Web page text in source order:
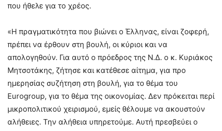
που ήθελε για το χρέος.
«Η πραγματικότητα που βιώνει ο Έλληνας, είναι ζοφερή,
πρέπει να έρθουν στη βουλή, οι κύριοι και να
απολογηθούν. Για αυτό ο πρόεδρος της Ν.Δ. ο κ. Κυριάκος
Μητσοτάκης, ζήτησε και κατέθεσε αίτημα, για προ
ημερησίας συζήτηση στη βουλή, για το θέμα του
Eurogroup, για το θέμα της οικονομίας. Δεν πρόκειται περί
μικροπολιτικού χειρισμού, εμείς θέλουμε να ακουστούν
αλήθειες. Την αλήθεια υπηρετούμε. Αυτή πρεσβεύει ο